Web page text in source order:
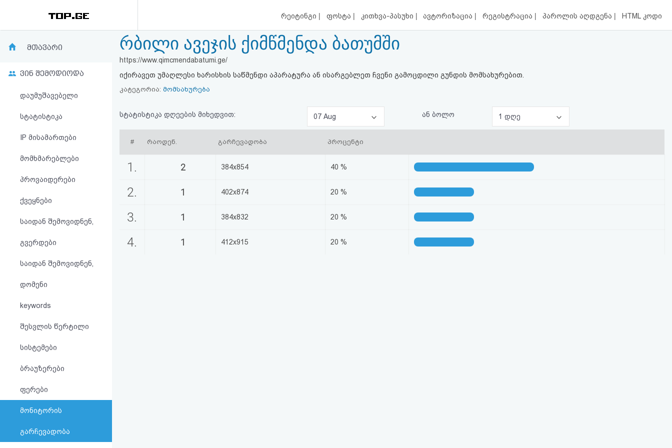
რეიტინგი | ფოსტა | კითხვა-პასუხი | ავტორიზაცია | რეგისტრაცია | პაროლის აღდგენა | HTML კოდი
რეიტინგი
კითხვა-
პასუხი
ავტორიზაცია
რეგისტრაცია
სალიცენზიო
შეთანხმება
მთავარი
ვინ შემოდიოდა
დაუმუშავებელი
სტატისტიკა
IP მისამართები
მომხმარებლები
პროვაიდერები
ქვეყნები
საიდან შემოვიდნენ,
გვერდები
საიდან შემოვიდნენ,
დომენი
keywords
შესვლის წერტილი
სისტემები
ბრაუზერები
ფერები
მონიტორის
გარჩევადობა
რბილი ავეჯის ქიმწმენდა ბათუმში
https://www.qimcmendabatumi.ge/
იქირავეთ უმაღლესი ხარისხის საწმენდი აპარატურა ან ისარგებლეთ ჩვენი გამოცდილი გუნდის მომსახურებით.
კატეგორია: მომსახურება
სტატისტიკა დღეების მიხედვით: 07 Aug ან ბოლო 1 დღე
# რაოდენ. გარჩევადობა პროცენტი
1. 2 384x854 40 %
2. 1 402x874 20 %
3. 1 384x832 20 %
4. 1 412x915 20 %